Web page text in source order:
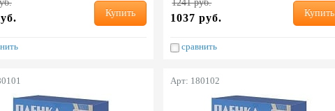
Купить
1241 руб.
1037 руб. Купить
сравнить
Арт: 180102